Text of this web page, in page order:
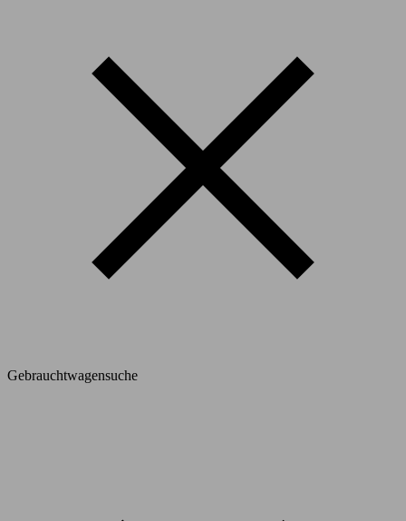
Gebrauchtwagensuche